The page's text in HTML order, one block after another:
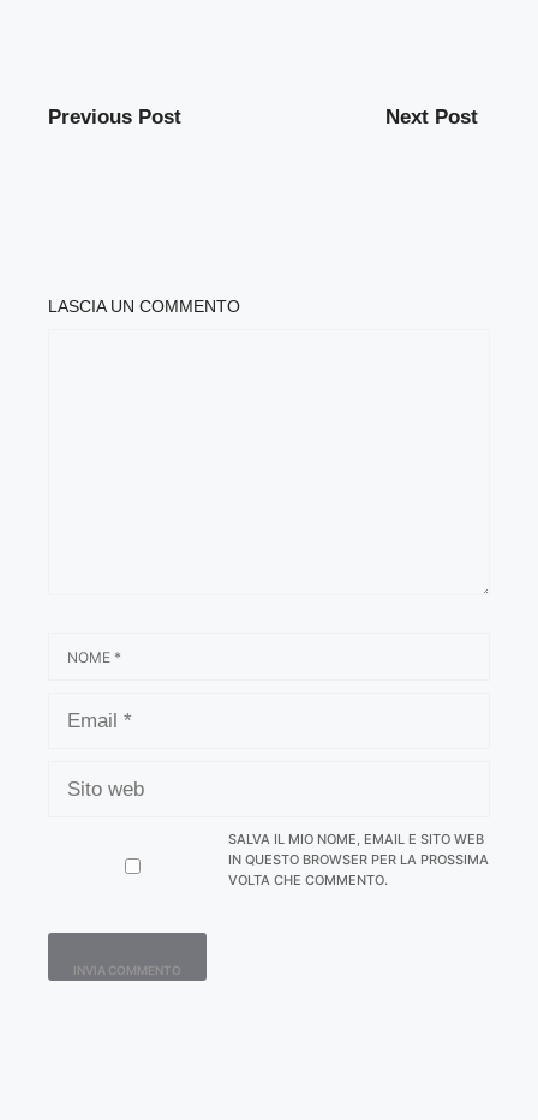
Previous Post Next Post
LASCIA UN COMMENTO
WEB
SALVA IL MIO NOME, EMAIL E SITO WEB
IN QUESTO BROWSER PER LA PROSSIMA
VOLTA CHE COMMENTO.